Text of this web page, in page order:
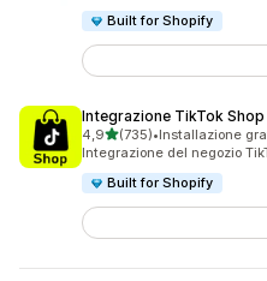
Built for Shopify
Integrazione TikTok Shop
4,9stelle su 5
(735)
735 recensioni totali
•Installazione
Integrazione del negozio
Built for Shopify